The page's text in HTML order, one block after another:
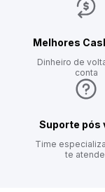
ideal para
BENEFÍCIOS:
fragrância
perfumação
ideal para
Melhores
Dinheiro de
conta
Suporte pós
Time
te